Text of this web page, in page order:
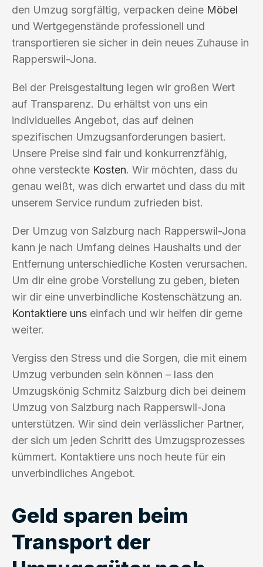
den Umzug sorgfältig, verpacken deine Möbel
und Wertgegenstände professionell und
transportieren sie sicher in dein neues Zuhause in
Rapperswil-Jona.
Bei der Preisgestaltung legen wir großen Wert
auf Transparenz. Du erhältst von uns ein
individuelles Angebot, das auf deinen
spezifischen Umzugsanforderungen basiert.
Unsere Preise sind fair und konkurrenzfähig,
ohne versteckte Kosten. Wir möchten, dass du
genau weißt, was dich erwartet und dass du mit
unserem Service rundum zufrieden bist.
Der Umzug von Salzburg nach Rapperswil-Jona
kann je nach Umfang deines Haushalts und der
Entfernung unterschiedliche Kosten verursachen.
Um dir eine grobe Vorstellung zu geben, bieten
wir dir eine unverbindliche Kostenschätzung an.
Kontaktiere uns einfach und wir helfen dir gerne
weiter.
Vergiss den Stress und die Sorgen, die mit einem
Umzug verbunden sein können – lass den
Umzugskönig Schmitz Salzburg dich bei deinem
Umzug von Salzburg nach Rapperswil-Jona
unterstützen. Wir sind dein verlässlicher Partner,
der sich um jeden Schritt des Umzugsprozesses
kümmert. Kontaktiere uns noch heute für ein
unverbindliches Angebot.
Geld sparen beim
Transport der